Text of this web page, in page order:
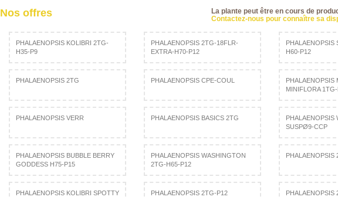
Nos offres
La plante peut être en cours de
Contactez-nous pour connaître sa
PHALAENOPSIS KOLIBRI 2TG-
H35-P9
PHALAENOPSIS 2TG-18FLR-
EXTRA-H70-P12
PHALAENOPSIS
H60-P12
PHALAENOPSIS 2TG PHALAENOPSIS CPE-COUL
PHALAENOPSIS
MINIFLORA
PHALAENOPSIS VERR PHALAENOPSIS BASICS 2TG
PHALAENOPSIS
SUSPØ9-CCP
PHALAENOPSIS BUBBLE BERRY
GODDESS H75-P15
PHALAENOPSIS WASHINGTON
2TG-H65-P12
PHALAENOPSIS
PHALAENOPSIS KOLIBRI SPOTTY
PHALAENOPSIS 2TG-P12 PHALAENOPSIS